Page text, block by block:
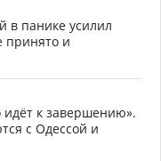
в панике усилил
принято и
к завершению».
с Одессой и